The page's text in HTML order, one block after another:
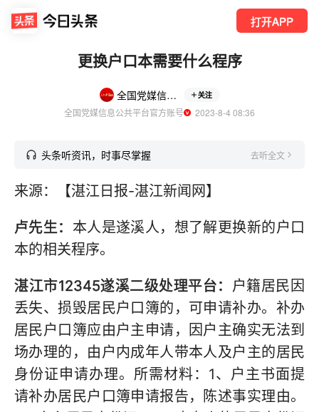
打开APP
更换户口本需要什么程序
全国党媒信息公共平台 关注
全国党媒信息公共平台官方账号
  2023-8-4 08:36
头条听资讯，时事尽掌握 去听全文
来源：【湛江日报-湛江新闻网】
卢先生： 本人是遂溪人，想了解更换新的户口
本的相关程序。
湛江市12345遂溪二级处理平台： 户籍居民因
丢失、损毁居民户口簿的，可申请补办。补办
居民户口簿应由户主申请，因户主确实无法到
场办理的，由户内成年人带本人及户主的居民
身份证申请办理。所需材料：1、户主书面提
请补办居民户口簿申请报告，陈述事实理由。